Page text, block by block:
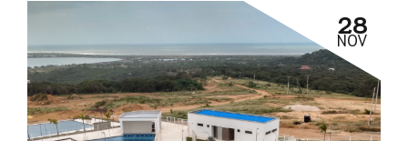
- Mantenimiento de pintura zona restaurante
28
NOV